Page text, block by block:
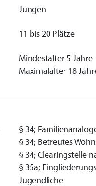
Jungen
11 bis 20 Plätze
Mindestalter 5 Jahre
Maximalalter 18
§ 34;
§ 34; Betreutes
§ 34; Clearingstelle
§ 35a;
Jugendliche